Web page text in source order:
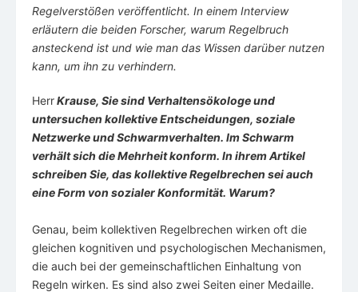
Regelverstößen veröffentlicht. In einem Interview
erläutern die beiden Forscher, warum Regelbruch
ansteckend ist und wie man das Wissen darüber nutzen
kann, um ihn zu verhindern.
HerrKrause, Sie sind Verhaltensökologe und
untersuchen kollektive Entscheidungen, soziale
Netzwerke und Schwarmverhalten. Im Schwarm
verhält sich die Mehrheit konform. In ihrem Artikel
schreiben Sie, das kollektive Regelbrechen sei auch
eine Form von sozialer Konformität. Warum?
Genau, beim kollektiven Regelbrechen wirken oft die
gleichen kognitiven und psychologischen Mechanismen,
die auch bei der gemeinschaftlichen Einhaltung von
Regeln wirken. Es sind also zwei Seiten einer Medaille.